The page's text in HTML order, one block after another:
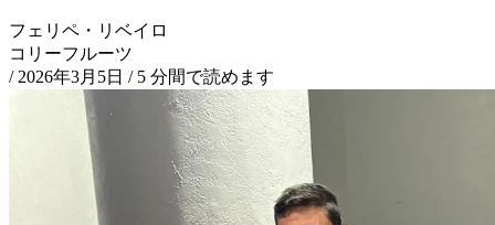
フェリペ・リベイロ
コリーフルーツ
/ 2026年3月5日 /5 分間で読めます